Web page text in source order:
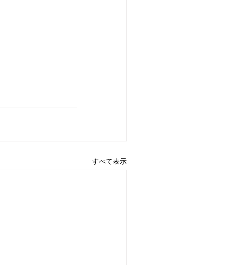
すべて表示